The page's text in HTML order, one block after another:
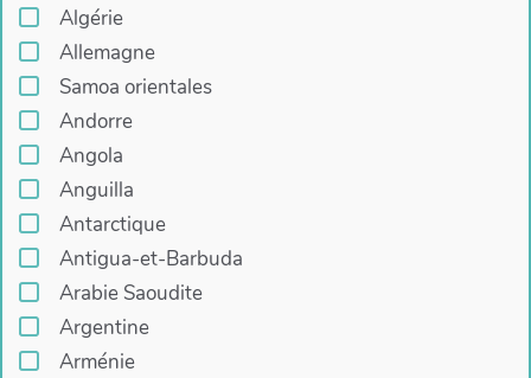
Algérie
Allemagne
Samoa orientales
Andorre
Angola
Anguilla
Antarctique
Antigua-et-Barbuda
Arabie Saoudite
Argentine
Arménie